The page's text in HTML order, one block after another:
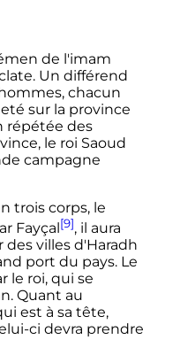
de l'imam
Un différend
chacun
sur la province
répétée des
le roi Saoud
campagne
trois corps, le
Fayçal[9], il aura
villes d'Haradh
port du pays. Le
le roi, qui se
Quant au
est à sa tête,
ci devra prendre